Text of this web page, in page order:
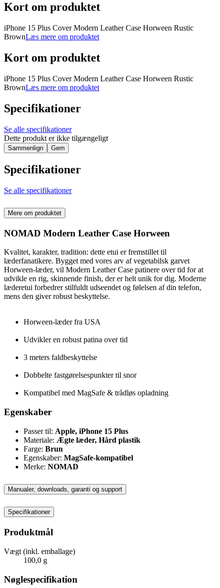
Kort om produktet
iPhone 15 Plus Cover Modern Leather Case Horween Rustic
BrownLæs mere om produktet
Kort om produktet
iPhone 15 Plus Cover Modern Leather Case Horween Rustic
BrownLæs mere om produktet
Specifikationer
Se alle specifikationer
Dette produkt er ikke tilgængeligt
Sammenlign Gem
Specifikationer
Se alle specifikationer
Mere om produktet
NOMAD Modern Leather Case Horween
Kvalitet, karakter, tradition: dette etui er fremstillet til
læderfanatikere. Bygget med vores arv af vegetabilsk garvet
Horween-læder, vil Modern Leather Case patinere over tid for at
udvikle en rig, skinnende finish, der er helt unik for dig. Moderne
læderetui forbedrer stilfuldt udseendet og følelsen af ​din telefon,
mens den giver robust beskyttelse.
Horween-læder fra USA
Udvikler en robust patina over tid
3 meters faldbeskyttelse
Dobbelte fastgørelsespunkter til snor
Kompatibel med MagSafe & trådløs opladning
Egenskaber
Passer til: Apple, iPhone 15 Plus
Materiale: Ægte læder, Hård plastik
Farge: Brun
Egenskaber: MagSafe-kompatibel
Merke: NOMAD
Manualer, downloads, garanti og support
Specifikationer
Produktmål
Vægt (inkl. emballage)
100,0 g
Nøglespecifikation